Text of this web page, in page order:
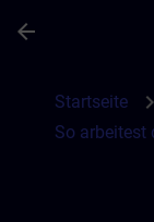
arrow_back
Startseite chevron_right
So arbeitest